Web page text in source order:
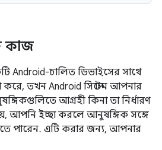
কাজ
Android-চালিত ডিভাইসের সাথে
তখন Android সিস্টেম আপনার
আগ্রহী কিনা তা নির্ধারণ
আপনি ইচ্ছা করলে আনুষঙ্গিক সঙ্গে
পারেন. এটি করার জন্য, আপনার